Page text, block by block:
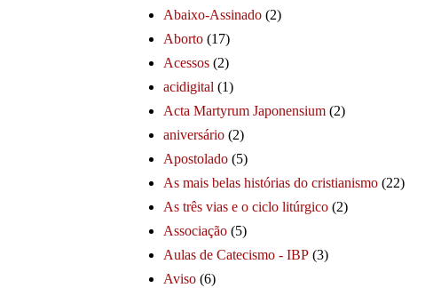
Abaixo-Assinado (2)
Aborto (17)
Acessos (2)
acidigital (1)
Acta Martyrum Japonensium (2)
aniversário (2)
Apostolado (5)
As mais belas histórias do cristianismo (22)
As três vias e o ciclo litúrgico (2)
Associação (5)
Aulas de Catecismo - IBP (3)
Aviso (6)